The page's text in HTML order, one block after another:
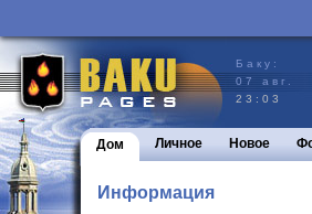
Баку:
07 авг.
23:03
Дом Личное Новое
Информация